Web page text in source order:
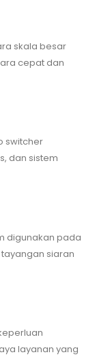
skala besar
cepat dan
switcher
dan sistem
digunakan pada
siaran
layanan yang